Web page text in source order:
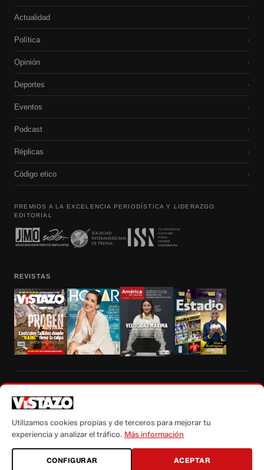
Actualidad ›
Política ›
Opinión ›
Deportes ›
Eventos ›
Podcast ›
Réplicas ›
Código etico ›
PREMIOS A LA EXCELENCIA PERIODÍSTICA Y LIDERAZGO
EDITORIAL
REVISTAS
autorización escrita de su titular, de todos los contenidos de Vistazo.com.
Utilizamos cookies propias y de terceros para mejorar tu
experiencia y analizar el tráfico. Más información
CONFIGURAR ACEPTAR